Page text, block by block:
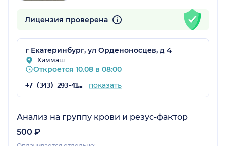
Лицензия проверена
г Екатеринбург, ул Орденоносцев, д 4
Химмаш
Откроется 10.08 в 08:00
+7 (343) 293-41-38 показать
Анализ на группу крови и резус-фактор
500 ₽